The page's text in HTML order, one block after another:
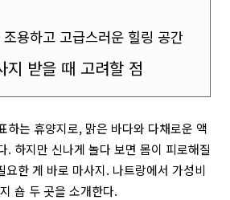
용하고 고급스러운 힐링 공간
지 받을 때 고려할 점
하는 휴양지로, 맑은 바다와 다채로운 액
. 하지만 신나게 놀다 보면 몸이 피로해질
요한 게 바로 마사지. 나트랑에서 가성비
숍 두 곳을 소개한다.